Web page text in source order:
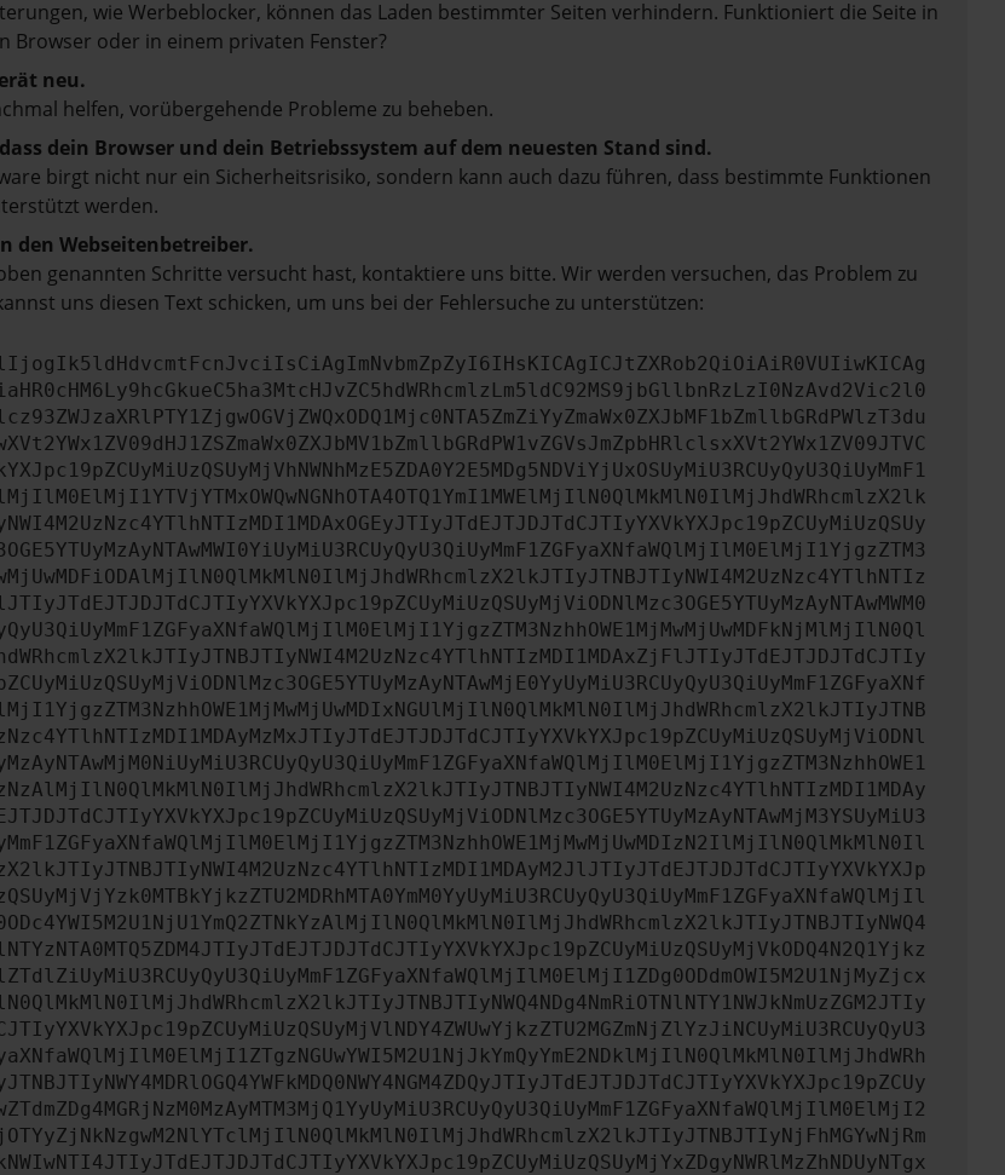
wie Werbeblocker, können das Laden bestimmter Seiten verhindern. Funktioniert die Seite in
Browser oder in einem privaten Fenster?
neu.
helfen, vorübergehende Probleme zu beheben.
dein Browser und dein Betriebssystem auf dem neuesten Stand sind.
birgt nicht nur ein Sicherheitsrisiko, sondern kann auch dazu führen, dass bestimmte Funktionen
werden.
den Webseitenbetreiber.
genannten Schritte versucht hast, kontaktiere uns bitte. Wir werden versuchen, das Problem zu
uns diesen Text schicken, um uns bei der Fehlersuche zu unterstützen: